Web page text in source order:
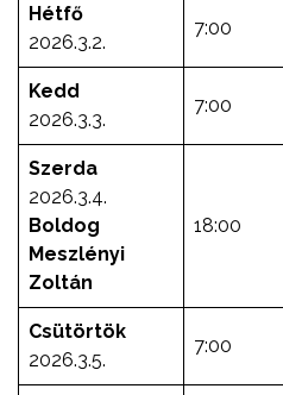
Hétfő
2026.3.2.
7:00
Kedd
2026.3.3.
7:00
Szerda
2026.3.4.
Boldog
Meszlényi
Zoltán
18:00
Csütörtök
2026.3.5.
7:00